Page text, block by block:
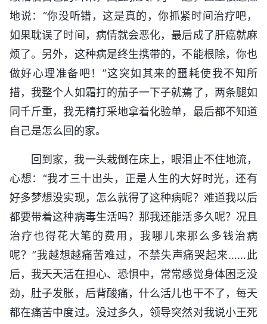
地说：“你没听错，这是真的，你抓紧时间治疗吧，
如果耽误了时间，病情就会恶化，最后成了肝癌就麻
烦了。另外，这种病是终生携带的，不能根除，你也
做好心理准备吧！”这突如其来的噩耗使我不知所
措，我整个人如霜打的茄子一下子就蔫了，两条腿如
同千斤重，我无精打采地拿着化验单，最后都不知道
自己是怎么回的家。
回到家，我一头栽倒在床上，眼泪止不住地流，
心想：“我才三十出头，正是人生的大好时光，还有
好多梦想没实现，怎么就得了这种病呢？难道我以后
都要带着这种病毒生活吗？那我还能活多久呢？况且
治疗也得花大笔的费用，我哪儿来那么多钱治病
呢？”我越想越痛苦难过，不禁失声痛哭起来……此
后，我天天活在担心、恐惧中，常常感觉身体困乏没
劲，肚子发胀，后背酸痛，什么活儿也干不了，每天
都在痛苦中度过。没过多久，领导突然对我说小王死